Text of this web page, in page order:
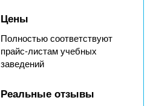
Цены
Полностью соответствуют
прайс-листам учебных
заведений
Реальные отзывы